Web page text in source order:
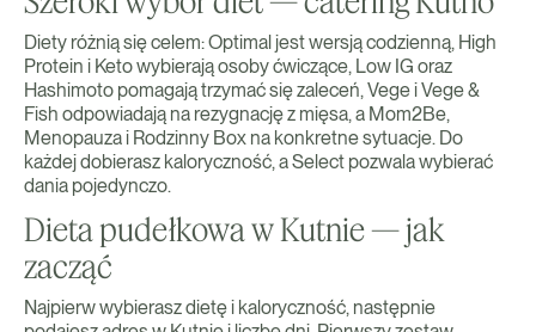
Diety różnią się celem: Optimal jest wersją codzienną, High
Protein i Keto wybierają osoby ćwiczące, Low IG oraz
Hashimoto pomagają trzymać się zaleceń, Vege i Vege &
Fish odpowiadają na rezygnację z mięsa, a Mom2Be,
Menopauza i Rodzinny Box na konkretne sytuacje. Do
każdej dobierasz kaloryczność, a Select pozwala wybierać
dania pojedynczo.
Dieta pudełkowa w Kutnie — jak
zacząć
Najpierw wybierasz dietę i kaloryczność, następnie